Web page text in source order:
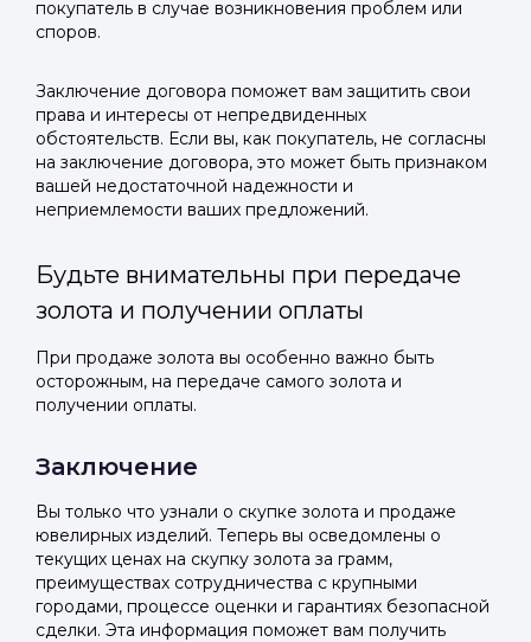
покупатель в случае возникновения проблем или
споров.
Заключение договора поможет вам защитить свои
права и интересы от непредвиденных
обстоятельств. Если вы, как покупатель, не согласны
на заключение договора, это может быть признаком
вашей недостаточной надежности и
неприемлемости ваших предложений.
Будьте внимательны при передаче
золота и получении оплаты
При продаже золота вы особенно важно быть
осторожным, на передаче самого золота и
получении оплаты.
Заключение
Вы только что узнали о скупке золота и продаже
ювелирных изделий. Теперь вы осведомлены о
текущих ценах на скупку золота за грамм,
преимуществах сотрудничества с крупными
городами, процессе оценки и гарантиях безопасной
сделки. Эта информация поможет вам получить